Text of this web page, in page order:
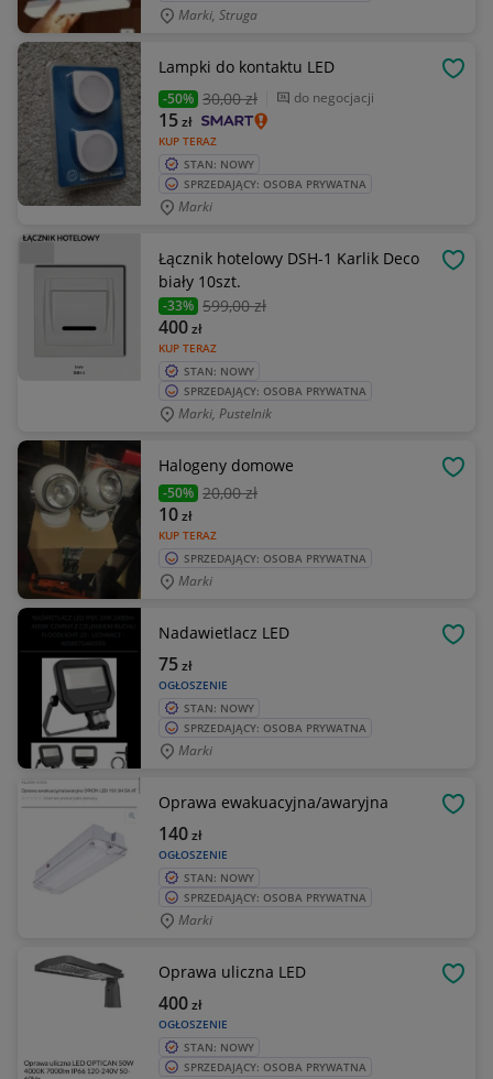
Marki, Struga
Lampki do kontaktu LED
-50% 30,00 zł do negocjacji
KUP TERAZ
15zł
STAN: NOWY
SPRZEDAJĄCY: OSOBA PRYWATNA
Marki
Łącznik hotelowy DSH-1 Karlik Deco
biały 10szt.
-33% 599,00 zł
KUP TERAZ
400zł
STAN: NOWY
SPRZEDAJĄCY: OSOBA PRYWATNA
Marki, Pustelnik
Halogeny domowe
-50% 20,00 zł
KUP TERAZ
10zł
SPRZEDAJĄCY: OSOBA PRYWATNA
Marki
Nadawietlacz LED
OGŁOSZENIE
75zł
STAN: NOWY
SPRZEDAJĄCY: OSOBA PRYWATNA
Marki
Oprawa ewakuacyjna/awaryjna
OGŁOSZENIE
140zł
STAN: NOWY
SPRZEDAJĄCY: OSOBA PRYWATNA
Marki
Oprawa uliczna LED
OGŁOSZENIE
400zł
STAN: NOWY
SPRZEDAJĄCY: OSOBA PRYWATNA